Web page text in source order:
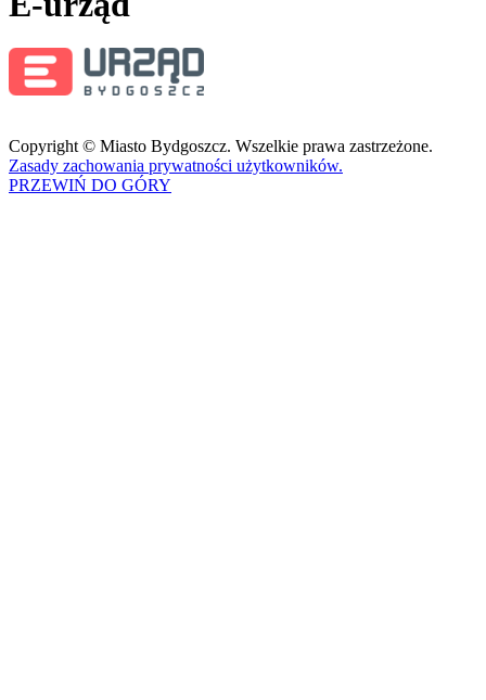
Copyright © Miasto Bydgoszcz. Wszelkie prawa zastrzeżone.
Zasady zachowania prywatności użytkowników.
PRZEWIŃ DO GÓRY